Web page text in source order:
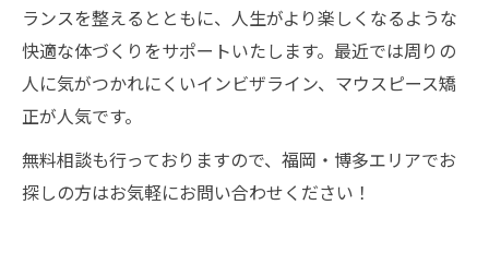
ランスを整えるとともに、人生がより楽しくなるような
快適な体づくりをサポートいたします。最近では周りの
人に気がつかれにくいインビザライン、マウスピース矯
正が人気です。
無料相談も行っておりますので、福岡・博多エリアでお
探しの方はお気軽にお問い合わせください！